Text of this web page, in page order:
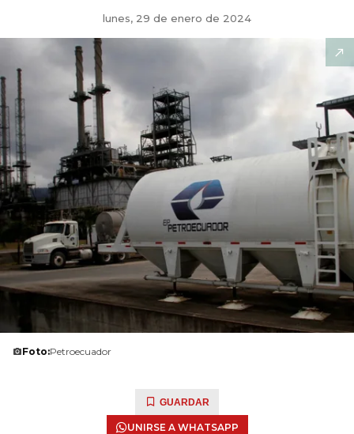
lunes, 29 de enero de 2024
Foto:Petroecuador
GUARDAR
UNIRSE A WHATSAPP